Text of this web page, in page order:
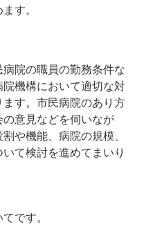
す。
病院の職員の勤務条件な
院機構において適切な対
す。市民病院のあり方
意見などを伺いなが
や機能、病院の規模、
て検討を進めてまいり
です。